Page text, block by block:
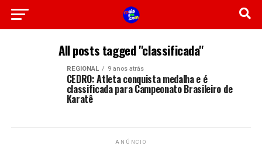
All posts tagged "classificada"
REGIONAL 9 anos atrás
CEDRO: Atleta conquista medalha e é
classificada para Campeonato Brasileiro de
Karatê
ANÚNCIO